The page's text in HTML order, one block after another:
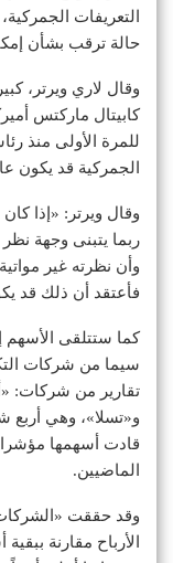
التعريفات
حالة ترقب بشأن
وقال لاري ويرتر،
كابيتال ماركتس
للمرة الأولى منذ
الجمركية قد يكون
وقال ويرتر: «إذا
ربما يتبنى وجهة
وأن نظرته غير
فأعتقد أن ذلك قد
كما ستتلقى الأسهم
سيما من شركات
تقارير من شركات:
و«تسلا»، وهي أربع
قادت أسهمها
الماضيين.
وقد حققت